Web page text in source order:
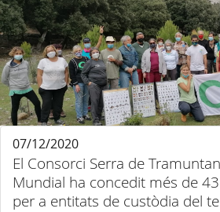
El Consorci Serra de
Mundial ha concedit més de
per a entitats de custòdia del
07/12/2020